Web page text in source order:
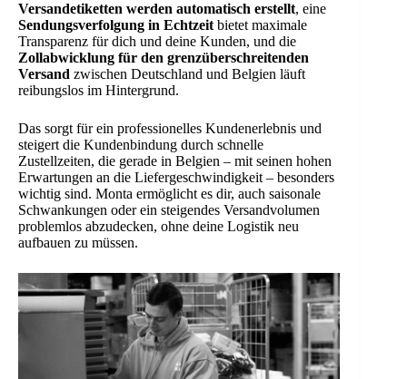
Versandetiketten werden automatisch erstellt, eine
Sendungsverfolgung in Echtzeit bietet maximale
Transparenz für dich und deine Kunden, und die
Zollabwicklung für den grenzüberschreitenden
Versand zwischen Deutschland und Belgien läuft
reibungslos im Hintergrund.
Das sorgt für ein professionelles Kundenerlebnis und
steigert die Kundenbindung durch schnelle
Zustellzeiten, die gerade in Belgien – mit seinen hohen
Erwartungen an die Liefergeschwindigkeit – besonders
wichtig sind. Monta ermöglicht es dir, auch saisonale
Schwankungen oder ein steigendes Versandvolumen
problemlos abzudecken, ohne deine Logistik neu
aufbauen zu müssen.